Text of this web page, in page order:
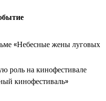
«Небесные жены луговых
роль на кинофестивале
кинофестиваль»